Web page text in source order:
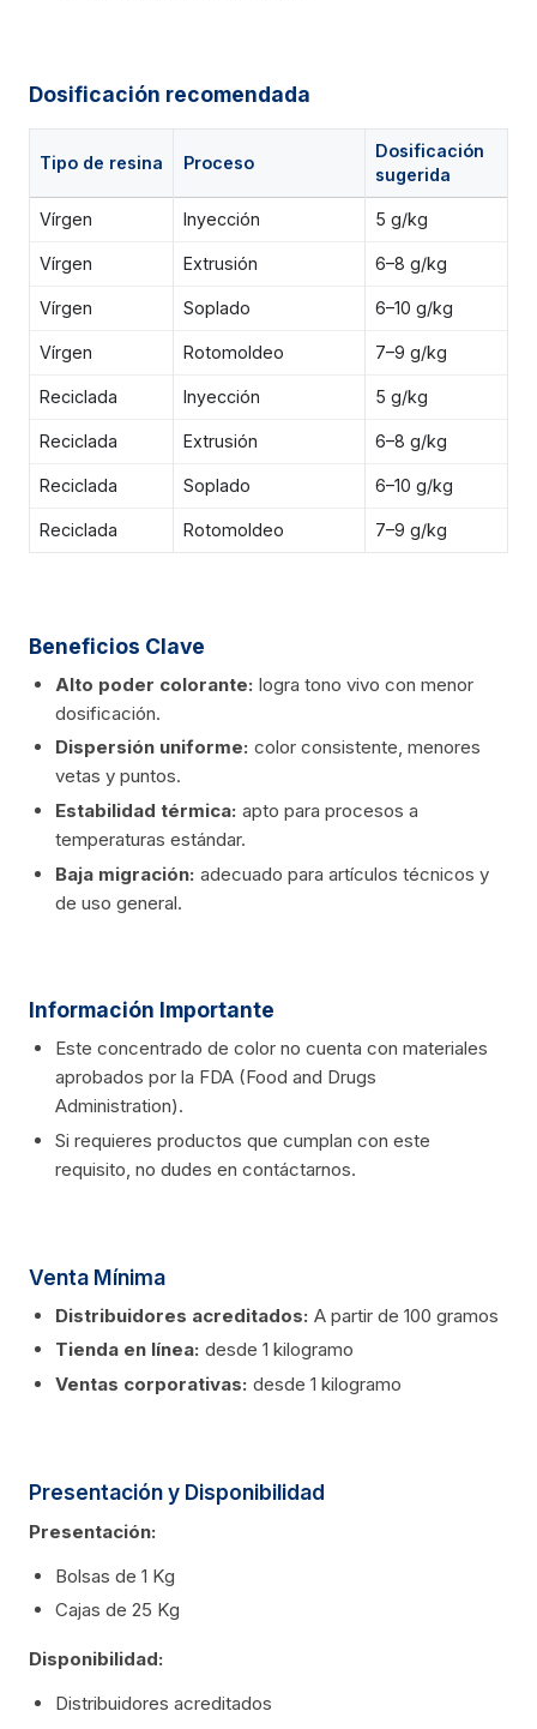
Dosificación recomendada
Tipo de resina Proceso
Dosificación
sugerida
Vírgen Inyección 5 g/kg
Vírgen Extrusión 6–8 g/kg
Vírgen Soplado 6–10 g/kg
Vírgen Rotomoldeo 7–9 g/kg
Reciclada Inyección 5 g/kg
Reciclada Extrusión 6–8 g/kg
Reciclada Soplado 6–10 g/kg
Reciclada Rotomoldeo 7–9 g/kg
Beneficios Clave
Alto poder colorante: logra tono vivo con menor
dosificación.
Dispersión uniforme: color consistente, menores
vetas y puntos.
Estabilidad térmica: apto para procesos a
temperaturas estándar.
Baja migración: adecuado para artículos técnicos y
de uso general.
Información Importante
Este concentrado de color no cuenta con materiales
aprobados por la FDA (Food and Drugs
Administration).
Si requieres productos que cumplan con este
requisito, no dudes en contáctarnos.
Venta Mínima
Distribuidores acreditados: A partir de 100 gramos
Tienda en línea: desde 1 kilogramo
Ventas corporativas: desde 1 kilogramo
Presentación y Disponibilidad
Presentación:
Bolsas de 1 Kg
Cajas de 25 Kg
Disponibilidad:
Distribuidores acreditados